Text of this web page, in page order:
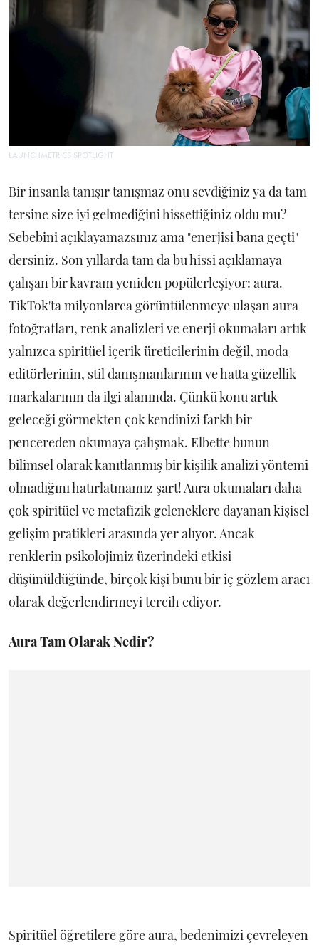
LAUNCHMETRICS SPOTLIGHT
Bir insanla tanışır tanışmaz onu sevdiğiniz ya da tam
tersine size iyi gelmediğini hissettiğiniz oldu mu?
Sebebini açıklayamazsınız ama "enerjisi bana geçti"
dersiniz. Son yıllarda tam da bu hissi açıklamaya
çalışan bir kavram yeniden popülerleşiyor: aura.
TikTok'ta milyonlarca görüntülenmeye ulaşan aura
fotoğrafları, renk analizleri ve enerji okumaları artık
yalnızca spiritüel içerik üreticilerinin değil, moda
editörlerinin, stil danışmanlarının ve hatta güzellik
markalarının da ilgi alanında. Çünkü konu artık
geleceği görmekten çok kendinizi farklı bir
pencereden okumaya çalışmak. Elbette bunun
bilimsel olarak kanıtlanmış bir kişilik analizi yöntemi
olmadığını hatırlatmamız şart! Aura okumaları daha
çok spiritüel ve metafizik geleneklere dayanan kişisel
gelişim pratikleri arasında yer alıyor. Ancak
renklerin psikolojimiz üzerindeki etkisi
düşünüldüğünde, birçok kişi bunu bir iç gözlem aracı
olarak değerlendirmeyi tercih ediyor.
Aura Tam Olarak Nedir?
Spiritüel öğretilere göre aura, bedenimizi çevreleyen